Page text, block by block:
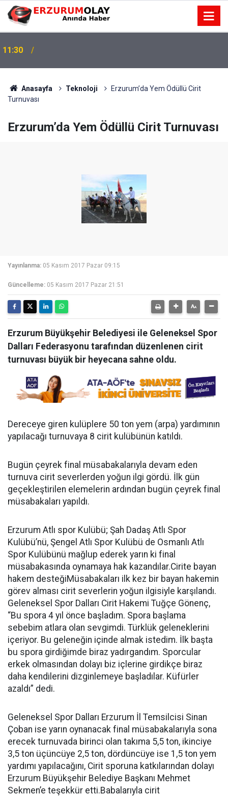
11:30
Anasayfa Teknoloji
Erzurum’da Yem Ödüllü Cirit
Turnuvası
Erzurum’da Yem Ödüllü Cirit Turnuvası
Yayınlanma: 05 Kasım 2017 Pazar 09:15
Güncelleme: 05 Kasım 2017 Pazar 21:51
Erzurum Büyükşehir Belediyesi ile Geleneksel Spor
Dalları Federasyonu tarafından düzenlenen cirit
turnuvası büyük bir heyecana sahne oldu.
Dereceye giren kulüplere 50 ton yem (arpa) yardımının
yapılacağı turnuvaya 8 cirit kulübünün katıldı.
Bugün çeyrek final müsabakalarıyla devam eden
turnuva cirit severlerden yoğun ilgi gördü. İlk gün
geçekleştirilen elemelerin ardından bugün çeyrek final
müsabakaları yapıldı.
Erzurum Atlı spor Kulübü; Şah Dadaş Atlı Spor
Kulübü’nü, Şengel Atlı Spor Kulübü de Osmanlı Atlı
Spor Kulübünü mağlup ederek yarın ki final
müsabakasında oynamaya hak kazandılar.Cirite bayan
hakem desteğiMüsabakaları ilk kez bir bayan hakemin
görev alması cirit severlerin yoğun ilgisiyle karşılandı.
Geleneksel Spor Dalları Cirit Hakemi Tuğçe Gönenç,
“Bu spora 4 yıl önce başladım. Spora başlama
sebebim atlara olan sevgimdi. Türklük geleneklerini
içeriyor. Bu geleneğin içinde almak istedim. İlk başta
bu spora girdiğimde biraz yadırgandım. Sporcular
erkek olmasından dolayı biz içlerine girdikçe biraz
daha kendilerini dizginlemeye başladılar. Küfürler
azaldı” dedi.
Geleneksel Spor Dalları Erzurum İl Temsilcisi Sinan
Çoban ise yarın oynanacak final müsabakalarıyla sona
erecek turnuvada birinci olan takıma 5,5 ton, ikinciye
3,5 ton üçüncüye 2,5 ton, dördüncüye ise 1,5 ton yem
yardımı yapılacağını, Cirit sporuna katkılarından dolayı
Erzurum Büyükşehir Belediye Başkanı Mehmet
Sekmen’e teşekkür etti.Babalarıyla cirit